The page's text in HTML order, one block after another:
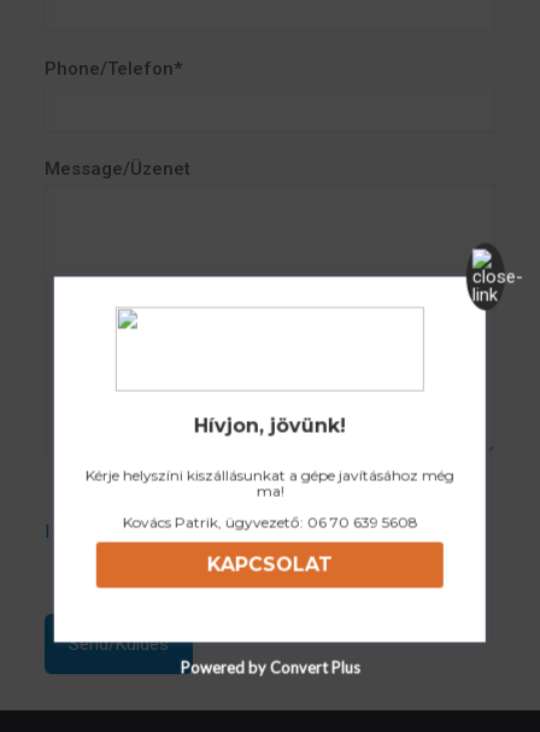
Phone/Telefon*
Message/Üzenet
I accept the Privacy Policy
Hívjon, jövünk!
Kérje helyszíni kiszállásunkat a gépe javításához még
ma!
Kovács Patrik, ügyvezető: 06 70 639 5608
KAPCSOLAT
Powered by Convert Plus